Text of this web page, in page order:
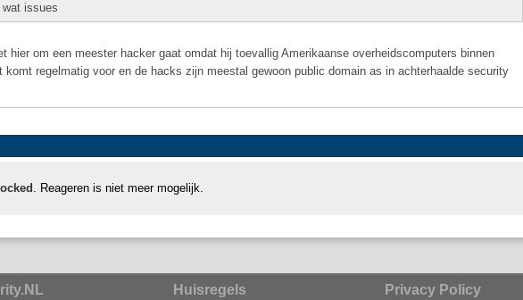
wat issues
hier om een meester hacker gaat omdat hij toevallig Amerikaanse overheidscomputers binnen
komt regelmatig voor en de hacks zijn meestal gewoon public domain as in achterhaalde security
. Reageren is niet meer mogelijk.
Huisregels Privacy Policy